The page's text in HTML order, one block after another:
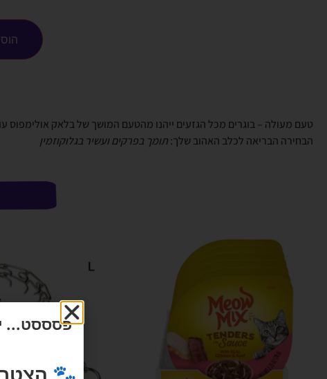
טעם מעולה – בוגרים מכל הגזעים ייהנו מהטעם המושך של בלאק אולימפוס
הבחירה הבריאה לכלב האהוב שלך:תומך בפרקים ועשיר בגלוקוזמין
פסססט...